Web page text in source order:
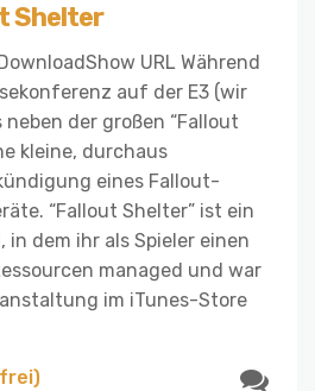
Shelter
URL Während
auf der E3 (wir
der großen “Fallout
kleine, durchaus
eines Fallout-
“Fallout Shelter” ist ein
in dem ihr als Spieler einen
managed und war
im iTunes-Store